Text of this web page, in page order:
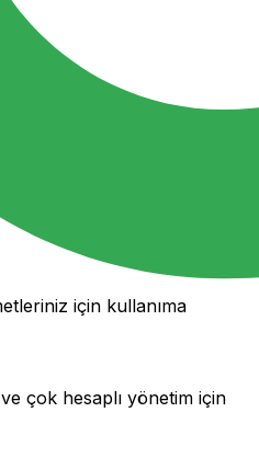
için kullanıma
çok hesaplı yönetim için